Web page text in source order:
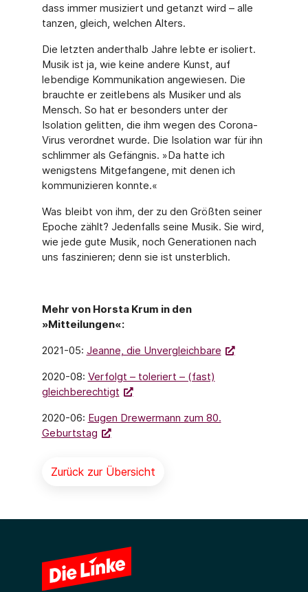
dass immer musiziert und getanzt wird – alle
tanzen, gleich, welchen Alters.
Die letzten anderthalb Jahre lebte er isoliert.
Musik ist ja, wie keine andere Kunst, auf
lebendige Kommunikation angewiesen. Die
brauchte er zeitlebens als Musiker und als
Mensch. So hat er besonders unter der
Isolation gelitten, die ihm wegen des Corona-
Virus verordnet wurde. Die Isolation war für ihn
schlimmer als Gefängnis. »Da hatte ich
wenigstens Mitgefangene, mit denen ich
kommunizieren konnte.«
Was bleibt von ihm, der zu den Größten seiner
Epoche zählt? Jedenfalls seine Musik. Sie wird,
wie jede gute Musik, noch Generationen nach
uns faszinieren; denn sie ist unsterblich.
Mehr von Horsta Krum in den
»Mitteilungen«:
2021-05: Jeanne, die Unvergleichbare
2020-08: Verfolgt – toleriert – (fast)
gleichberechtigt
2020-06: Eugen Drewermann zum 80.
Geburtstag
Zurück zur Übersicht